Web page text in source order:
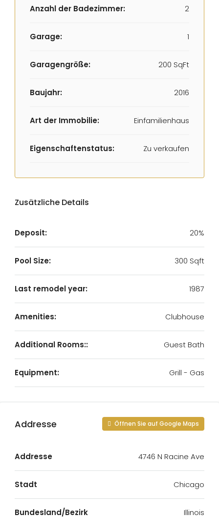
Anzahl der Badezimmer: 2
Garage: 1
Garagengröße: 200 SqFt
Baujahr: 2016
Art der Immobilie: Einfamilienhaus
Eigenschaftenstatus: Zu verkaufen
Zusätzliche Details
Deposit: 20%
Pool Size: 300 Sqft
Last remodel year: 1987
Amenities: Clubhouse
Additional Rooms:: Guest Bath
Equipment: Grill - Gas
Addresse Öffnen Sie auf Google Maps
Addresse 4746 N Racine Ave
Stadt Chicago
Bundesland/Bezirk Illinois